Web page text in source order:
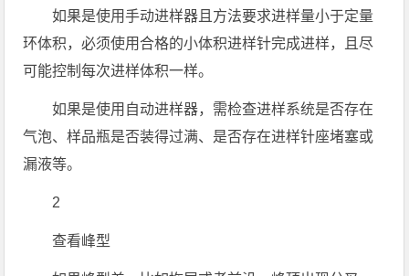
如果是使用手动进样器且方法要求进样量小于定量
环体积，必须使用合格的小体积进样针完成进样，且尽
可能控制每次进样体积一样。
如果是使用自动进样器，需检查进样系统是否存在
气泡、样品瓶是否装得过满、是否存在进样针座堵塞或
漏液等。
2
查看峰型